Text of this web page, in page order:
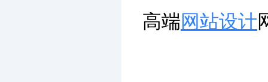
高端网站设计